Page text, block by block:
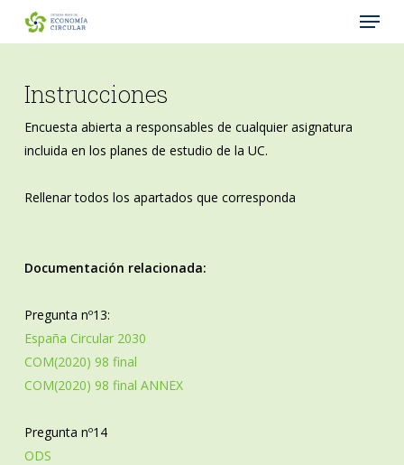
Menu
Instrucciones
Encuesta abierta a responsables de cualquier asignatura
incluida en los planes de estudio de la UC.
Rellenar todos los apartados que corresponda
Documentación relacionada:
Pregunta nº13:
España Circular 2030
COM(2020) 98 final
COM(2020) 98 final ANNEX
Pregunta nº14
ODS